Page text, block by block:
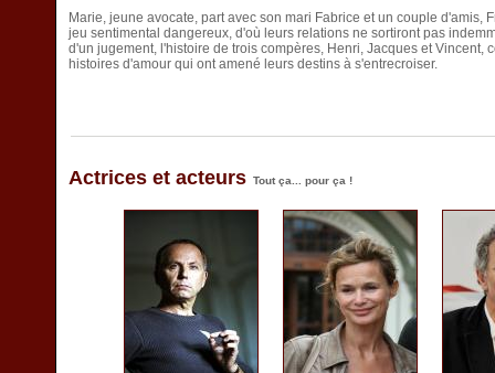
Marie, jeune avocate, part avec son mari Fabrice et un couple d'amis,
jeu sentimental dangereux, d'où leurs relations ne sortiront pas
d'un jugement, l'histoire de trois compères, Henri, Jacques et Vincent,
histoires d'amour qui ont amené leurs destins à s'entrecroiser.
Actrices et acteurs Tout ça... pour ça !